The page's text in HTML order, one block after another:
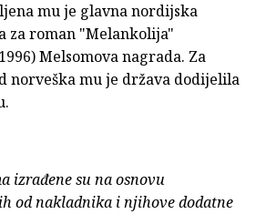
mu je glavna nordijska
za roman "Melankolija"
Melsomova nagrada. Za
norveška mu je država dodijelila
izrađene su na osnovu
od nakladnika i njihove dodatne